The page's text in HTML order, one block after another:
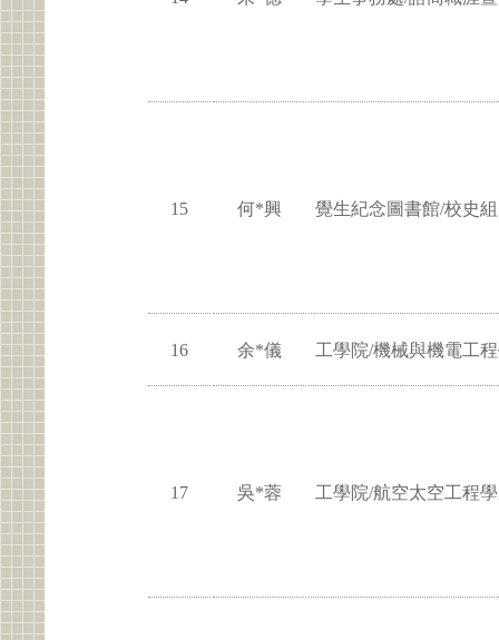
15 何*興 覺生紀念圖書館/校史組
16 余*儀 工學院/機械與機電工
17 吳*蓉 工學院/航空太空工程